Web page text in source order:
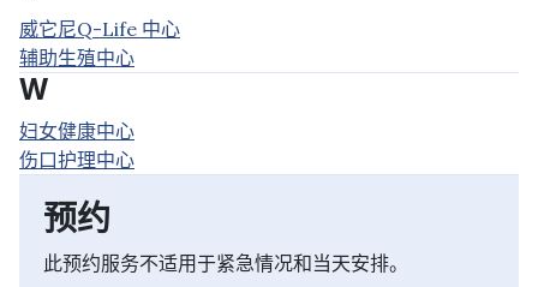
威它尼Q-Life 中心
辅助生殖中心
W
妇女健康中心
伤口护理中心
预约
此预约服务不适用于紧急情况和当天安排。